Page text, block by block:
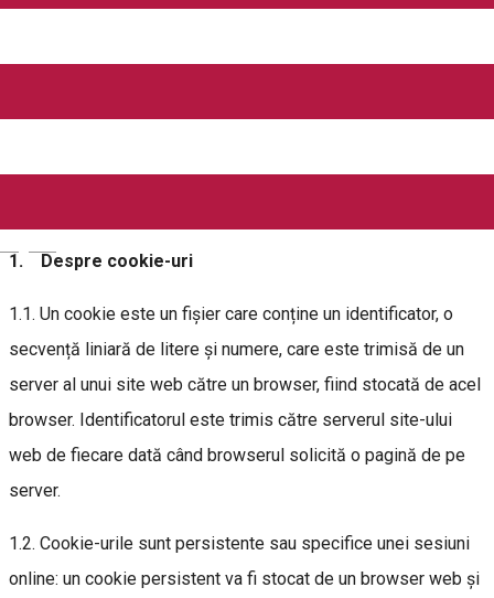
utilizarea cookie-urilor, conform prevederilor prezentei
1. Despre cookie-uri
1.1. Un cookie este un fișier care conține un identificator, o
secvență liniară de litere și numere, care este trimisă de un
server al unui site web către un browser, fiind stocată de acel
browser. Identificatorul este trimis către serverul site-ului
web de fiecare dată când browserul solicită o pagină de pe
server.
1.2. Cookie-urile sunt persistente sau specifice unei sesiuni
online: un cookie persistent va fi stocat de un browser web și